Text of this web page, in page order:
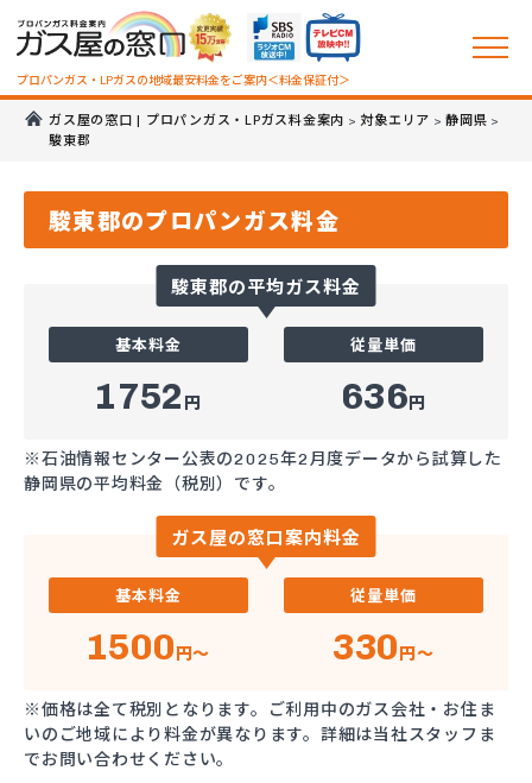
プロパンガス・LPガスの地域最安料金をご案内＜料金保証付＞
ガス屋の窓口 | プロパンガス・LPガス料金案内 > 対象エリア >静岡県 >
駿東郡
駿東郡のプロパンガス料金
駿東郡の平均ガス料金
基本料金
1752 円
従量単価
636円
※石油情報センター公表の2025年2月度データから試算した
静岡県の平均料金（税別）です。
ガス屋の窓口案内料金
基本料金
1500円～
従量単価
330円～
※価格は全て税別となります。ご利用中のガス会社・お住ま
いのご地域により料金が異なります。詳細は当社スタッフま
でお問い合わせください。